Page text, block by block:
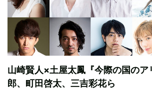
山崎賢人×土屋太鳳『今際の国のア
郎、町田啓太、三吉彩花ら